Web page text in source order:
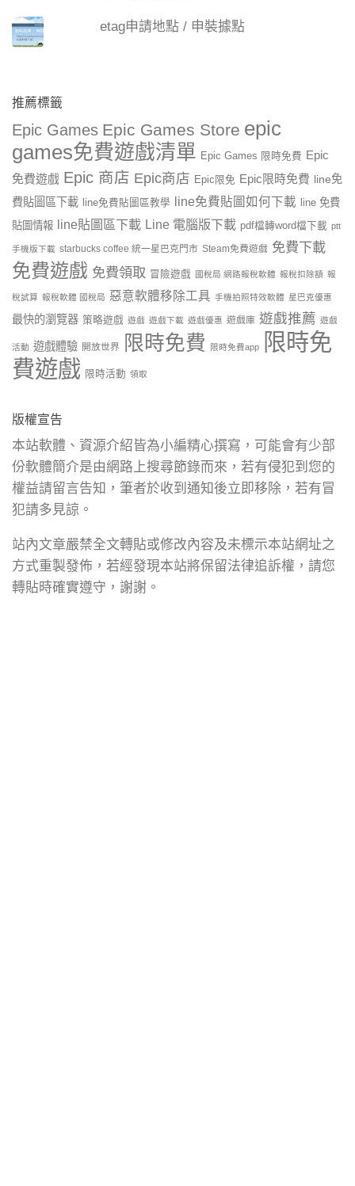
etag申請地點 / 申裝據點
推薦標籤
Epic Games Epic Games Store epic
games免費遊戲清單 Epic Games 限時免費 Epic
免費遊戲 Epic 商店 Epic商店 Epic限免 Epic限時免費 line免
費貼圖區下載
line免費貼圖區教學 line免費貼圖如何下載
line 免費
貼圖情報
line貼圖區下載 Line 電腦版下載 pdf檔轉word檔下載 ptt
手機版下載 starbucks coffee 統一星巴克門市 Steam免費遊戲 免費下載
免費遊戲 免費領取 冒險遊戲 國稅局 網路報稅軟體 報稅扣除額 報
稅試算 報稅軟體 國稅局 惡意軟體移除工具 手機拍照特效軟體 星巴克優惠
最快的瀏覽器 策略遊戲 遊戲 遊戲下載 遊戲優惠 遊戲庫 遊戲推薦 遊戲
活動 遊戲體驗 開放世界 限時免費 限時免費app
限時免
費遊戲 限時活動 領取
版權宣告
本站軟體、資源介紹皆為小編精心撰寫，可能會有少部
份軟體簡介是由網路上搜尋節錄而來，若有侵犯到您的
權益請留言告知，筆者於收到通知後立即移除，若有冒
犯請多見諒。
站內文章嚴禁全文轉貼或修改內容及未標示本站網址之
方式重製發佈，若經發現本站將保留法律追訴權，請您
轉貼時確實遵守，謝謝。